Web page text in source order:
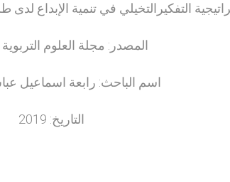
التفكيرالتخيلي في تنمية الإبداع لدى
المصدر: مجلة العلوم
اسم الباحث: رابعة اسماعيل
التاريخ: 2019